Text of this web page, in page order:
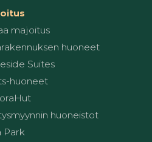
majoitus
huoneet
Suites
huoneet
huoneistot
Park